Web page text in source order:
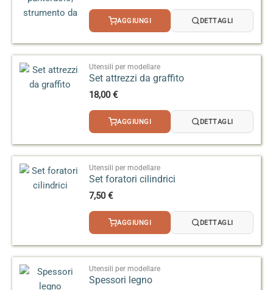
AGGIUNGI DETTAGLI
Utensili per modellare
Set attrezzi da graffito
18,00€
AGGIUNGI DETTAGLI
Utensili per modellare
Set foratori cilindrici
7,50€
AGGIUNGI DETTAGLI
Utensili per modellare
Spessori legno